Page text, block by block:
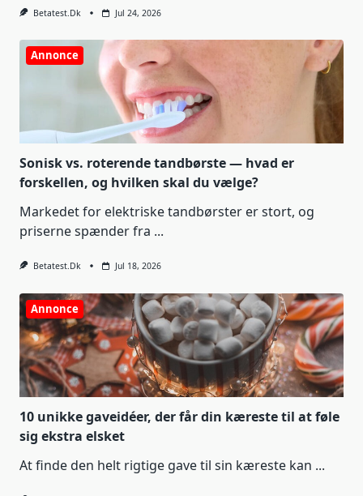
Betatest.dk Jul 24, 2026
Annonce
Sonisk vs. roterende tandbørste — hvad er
forskellen, og hvilken skal du vælge?
Markedet for elektriske tandbørster er stort, og
priserne spænder fra ...
Betatest.dk Jul 18, 2026
Annonce
10 unikke gaveidéer, der får din kæreste til at føle
sig ekstra elsket
At finde den helt rigtige gave til sin kæreste kan ...